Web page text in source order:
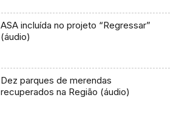
ASA incluída no projeto “Regressar”
(áudio)
Dez parques de merendas
recuperados na Região (áudio)